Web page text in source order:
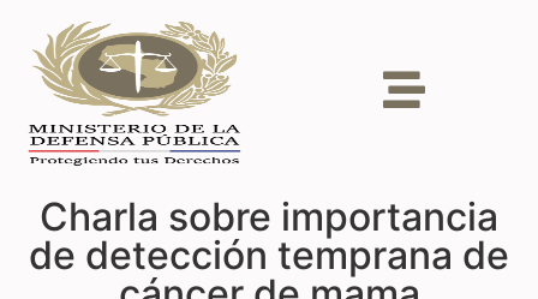
Charla sobre importancia
de detección temprana de